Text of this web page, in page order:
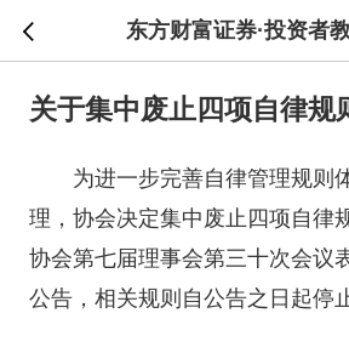
东方财富证券·投资者
关于集中废止四项自律规
为进一步完善自律管理规则
理，协会决定集中废止四项自律
协会第七届理事会第三十次会议
公告，相关规则自公告之日起停